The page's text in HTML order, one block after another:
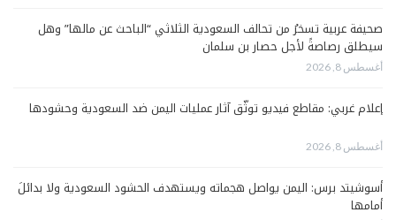
صحيفة عربية تسخرُ من تحالف السعودية الثلاثي “الباحث عن مالها” وهل
سيطلق رصاصةً لأجل حصار بن سلمان
أغسطس 8, 2026
إعلام غربي: مقاطع فيديو توثّق آثار عمليات اليمن ضد السعودية وحشودها
أغسطس 8, 2026
أسوشيتد برس: اليمن يواصل هجماته ويستهدف الحشود السعودية ولا بدائلَ
أمامها